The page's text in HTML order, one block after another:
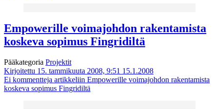
Empowerille voimajohdon rakentamista
koskeva sopimus Fingridiltä
Pääkategoria Projektit
Kirjoitettu 15. tammikuuta 2008, 9:51 15.1.2008
Ei kommentteja artikkeliin Empowerille voimajohdon rakentamista
koskeva sopimus Fingridiltä